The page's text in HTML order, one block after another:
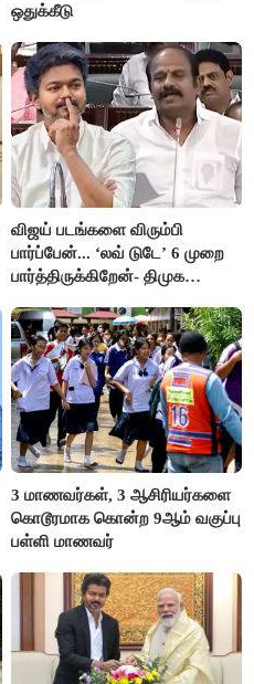
ஒதுக்கீடு
விஜய் படங்களை விரும்பி
பார்ப்பேன்... ‘லவ் டுடே’ 6 முறை
பார்த்திருக்கிறேன்- திமுக
3 மாணவர்கள், 3 ஆசிரியர்களை
கொடூரமாக கொன்ற 9ஆம் வகுப்பு
பள்ளி மாணவர்